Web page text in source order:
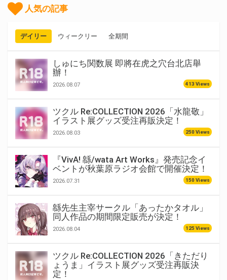
人気の記事
デイリー ウィークリー 全期間
しゅにち関数展 即將在虎之穴台北店舉
辦！
2026.08.07 413 Views
ツクル Re:COLLECTION 2026「水龍敬」
イラスト展グッズ受注再販決定！
2026.08.03 250 Views
『VivA! 緜/wata Art Works』発売記念イ
ベントが秋葉原ラジオ会館で開催決定！
2026.07.31 150 Views
緜先生主宰サークル「あったかタオル」
同人作品の期間限定販売が決定！
2026.08.04 125 Views
ツクル Re:COLLECTION 2026「きただり
ょうま」イラスト展グッズ受注再販決
定！